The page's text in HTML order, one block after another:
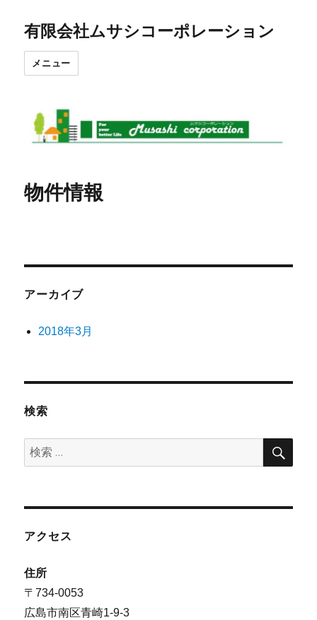
有限会社ムサシコーポレーション
メニュー
物件情報
アーカイブ
2018年3月
検索
検
索:
検
アクセス
住所
〒734-0053
広島市南区青崎1-9-3